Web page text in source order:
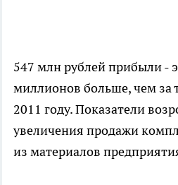
547 млн рублей прибыли -
миллионов больше, чем за
2011 году. Показатели
увеличения продажи
из материалов